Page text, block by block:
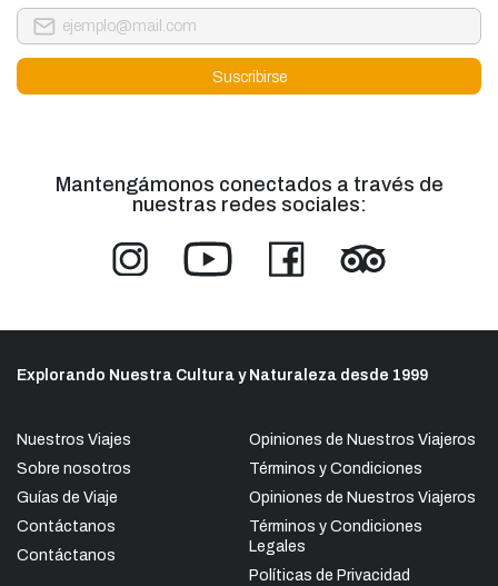
Mantengámonos conectados a través de
nuestras redes sociales:
Explorando Nuestra Cultura y Naturaleza desde 1999
Nuestros Viajes
Sobre nosotros
Guías de Viaje
Contáctanos
Contáctanos
Opiniones de Nuestros Viajeros
Términos y Condiciones
Opiniones de Nuestros Viajeros
Términos y Condiciones
Legales
Políticas de Privacidad